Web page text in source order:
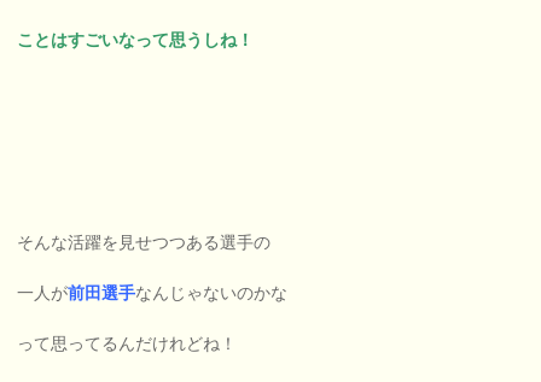
ことはすごいなって思うしね！
そんな活躍を見せつつある選手の
一人が前田選手なんじゃないのかな
って思ってるんだけれどね！